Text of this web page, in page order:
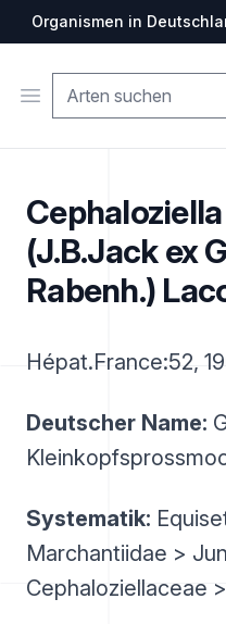
Organismen in
Open menu
(J.B.Jack ex
Rabenh.)
Hépat.France:52,
Deutscher Name:
Systematik:
Marchantiidae >
Cephaloziellaceae